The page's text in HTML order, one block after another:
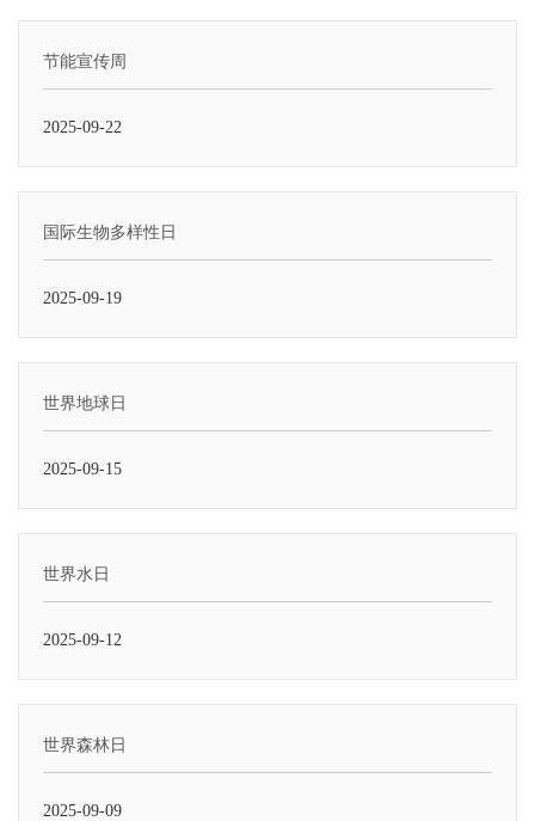
节能宣传周
2025-09-22
国际生物多样性日
2025-09-19
世界地球日
2025-09-15
世界水日
2025-09-12
世界森林日
2025-09-09